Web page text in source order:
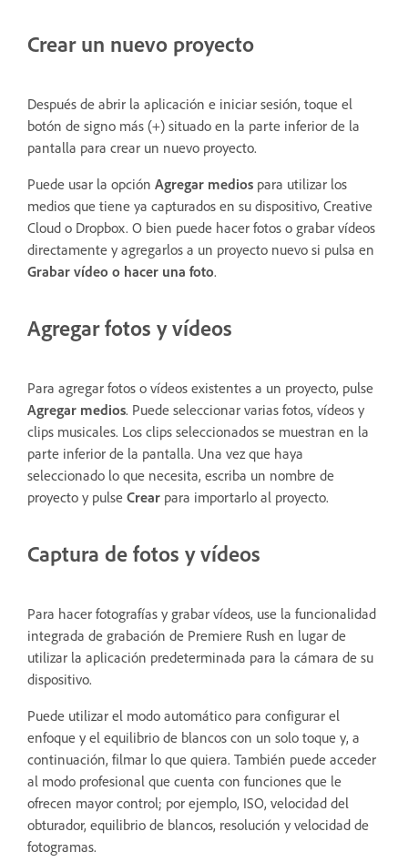
Crear un nuevo proyecto
Después de abrir la aplicación e iniciar sesión, toque el
botón de signo más (+) situado en la parte inferior de la
pantalla para crear un nuevo proyecto.
Puede usar la opción Agregar medios para utilizar los
medios que tiene ya capturados en su dispositivo, Creative
Cloud o Dropbox. O bien puede hacer fotos o grabar vídeos
directamente y agregarlos a un proyecto nuevo si pulsa en
Grabar vídeo o hacer una foto.
Agregar fotos y vídeos
Para agregar fotos o vídeos existentes a un proyecto, pulse
Agregar medios. Puede seleccionar varias fotos, vídeos y
clips musicales. Los clips seleccionados se muestran en la
parte inferior de la pantalla. Una vez que haya
seleccionado lo que necesita, escriba un nombre de
proyecto y pulse Crear para importarlo al proyecto.
Captura de fotos y vídeos
Para hacer fotografías y grabar vídeos, use la funcionalidad
integrada de grabación de Premiere Rush en lugar de
utilizar la aplicación predeterminada para la cámara de su
dispositivo.
Puede utilizar el modo automático para configurar el
enfoque y el equilibrio de blancos con un solo toque y, a
continuación, filmar lo que quiera. También puede acceder
al modo profesional que cuenta con funciones que le
ofrecen mayor control; por ejemplo, ISO, velocidad del
obturador, equilibrio de blancos, resolución y velocidad de
fotogramas.